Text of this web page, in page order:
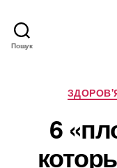
Пошук
6